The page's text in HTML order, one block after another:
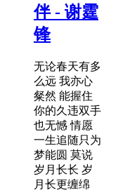
伴 - 谢霆
锋
无论春天有多
么远 我亦心
粲然 能握住
你的久违双手
也无憾 情愿
一生追随只为
梦能圆 莫说
岁月长长 岁
月长更缠绵